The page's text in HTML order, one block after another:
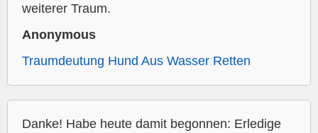
weiterer Traum.
Anonymous
Traumdeutung Hund Aus Wasser Retten
Danke! Habe heute damit begonnen: Erledige